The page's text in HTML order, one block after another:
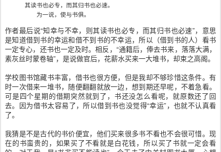
其读书也必专，而其归书也必速。
为一说，使与书俱。
作者最后说“知幸与不幸，则其读书也必专，而其归书也必速”，意思
是知道借到书的幸运和借不到书的不幸运，所以（借到书的人）看书
一定专心，还书也一定及时。相反，“通籍后，俸去书来，落落大满，
素灰丝时蒙卷轴”，是说做官后，花薪水买来一大堆书，却束之高阁。
学校图书馆藏书丰富，借书也很方便，但是我却不够珍惜这条件。有
时一次借来一堆书，随便翻翻就放一边，想到期还早呢，不着急看。
可是四个星期的借期突然就到了，书还没怎么看呢，就原数还了回
去。因为借书太容易了，所以借到书也没觉得“幸运”，也就不认真看
了。
我猜是不是古代的书价便宜，他们买来很多书不看也不会很可惜。现
在的书蛮贵的，如果买了不看就是白花钱，所以买了书就一定会看